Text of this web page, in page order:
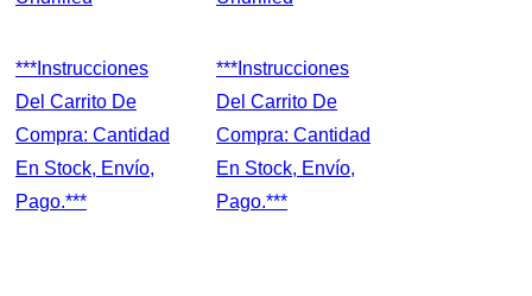
***Instrucciones
Del Carrito De
Compra: Cantidad
En Stock, Envío,
Pago.***
***Instrucciones
Del Carrito De
Compra: Cantidad
En Stock, Envío,
Pago.***